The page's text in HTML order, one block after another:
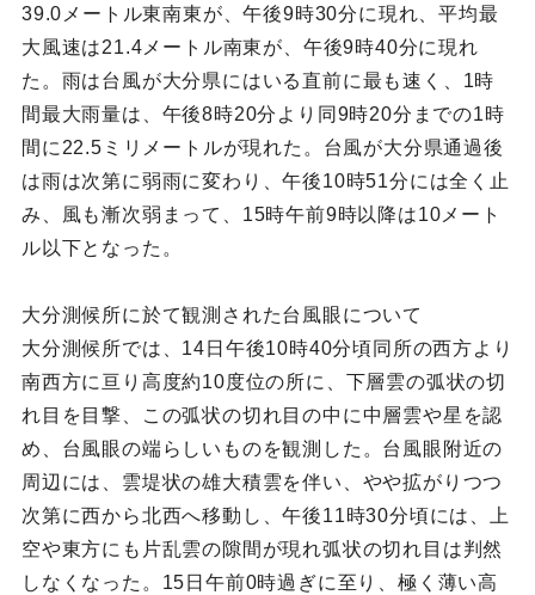
39.0メートル東南東が、午後9時30分に現れ、平均最
大風速は21.4メートル南東が、午後9時40分に現れ
た。雨は台風が大分県にはいる直前に最も速く、1時
間最大雨量は、午後8時20分より同9時20分までの1時
間に22.5ミリメートルが現れた。台風が大分県通過後
は雨は次第に弱雨に変わり、午後10時51分には全く止
み、風も漸次弱まって、15時午前9時以降は10メート
ル以下となった。
大分測候所に於て観測された台風眼について
大分測候所では、14日午後10時40分頃同所の西方より
南西方に亘り高度約10度位の所に、下層雲の弧状の切
れ目を目撃、この弧状の切れ目の中に中層雲や星を認
め、台風眼の端らしいものを観測した。台風眼附近の
周辺には、雲堤状の雄大積雲を伴い、やや拡がりつつ
次第に西から北西へ移動し、午後11時30分頃には、上
空や東方にも片乱雲の隙間が現れ弧状の切れ目は判然
しなくなった。15日午前0時過ぎに至り、極く薄い高